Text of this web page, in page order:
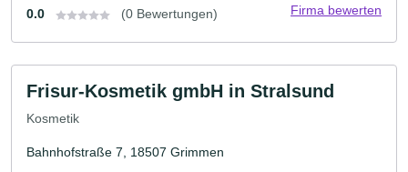
0.0 (0 Bewertungen) Firma bewerten
Frisur-Kosmetik gmbH in Stralsund
Kosmetik
Bahnhofstraße 7, 18507 Grimmen